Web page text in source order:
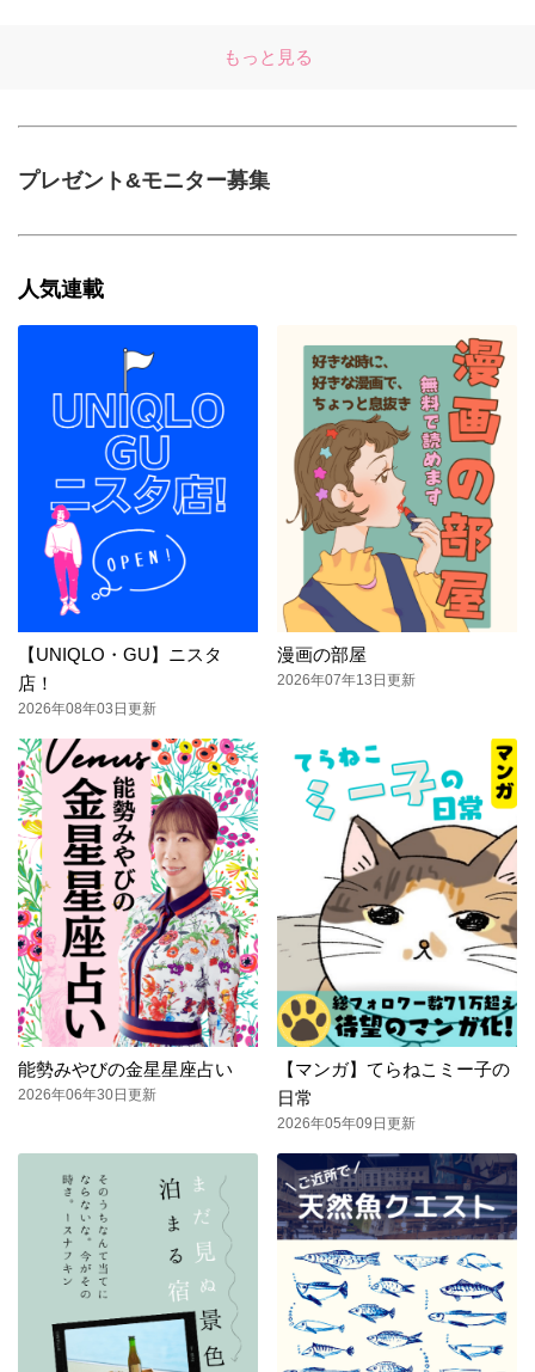
もっと見る
プレゼント&モニター募集
人気連載
【UNIQLO・GU】ニスタ
店！
2026年08年03日更新
漫画の部屋
2026年07年13日更新
能勢みやびの金星星座占い
2026年06年30日更新
【マンガ】てらねこミー子の
日常
2026年05年09日更新